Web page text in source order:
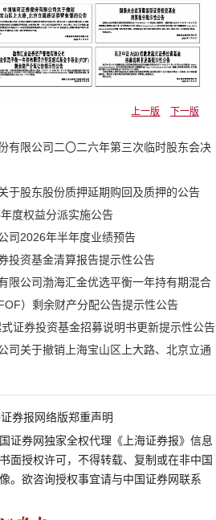
上一版 下一版
有限公司二〇二六年第三次临时股东会决
于股东股份质押延期购回及质押的公告
度权益分派实施公告
司2026年半年度业绩预告
投资基金清算报告提示性公告
限公司渤海汇金优选平衡一年持有期混合
）剩余财产分配公告提示性公告
证券投资基金招募说明书更新提示性公告
司关于撤销上海宝山区上大路、北京立通
证券报网络版郑重声明
证券网独家全权代理《上海证券报》信息
面授权许可，不得转载、复制或在非中国
。欲咨询授权事宜请与中国证券网联系